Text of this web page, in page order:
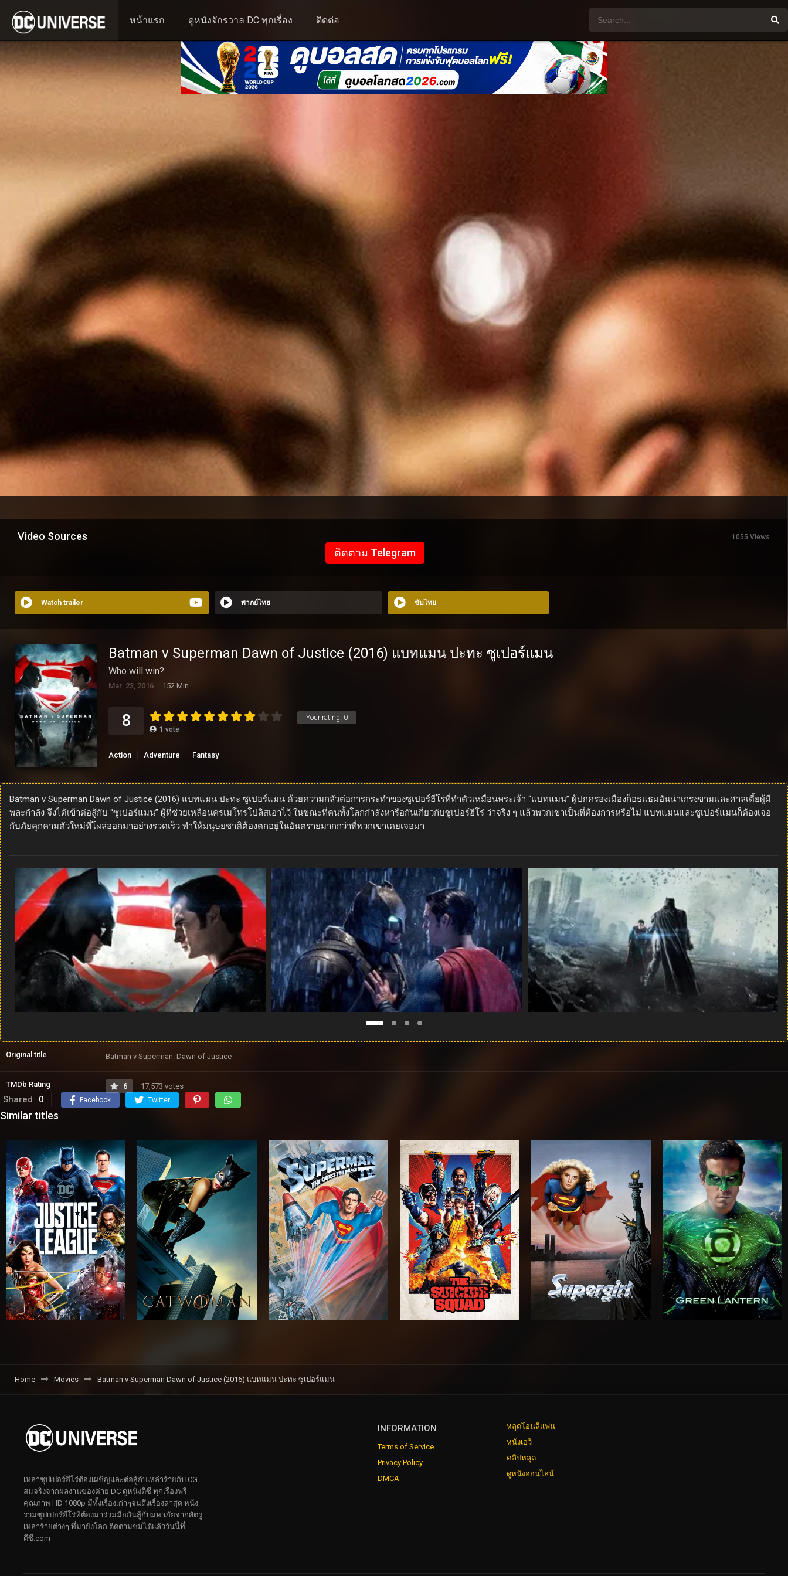
หน้าแรก ดูหนังจักรวาล DC ทุกเรื่อง ติดต่อ
Video Sources 1055 Views
ติดตาม Telegram
Watch trailer พากย์ไทย ซับไทย
Batman v Superman Dawn of Justice (2016) แบทแมน ปะทะ ซูเปอร์แมน
Who will win?
Mar. 23, 2016 152 Min.
Your rating: 0
8 1 vote
Action Adventure Fantasy
Batman v Superman Dawn of Justice (2016) แบทแมน ปะทะ ซูเปอร์แมน ด้วยความกลัวต่อการกระทำของซูเปอร์ฮีโร่ที่ทำตัวเหมือนพระเจ้า “แบทแมน” ผู้ปกครองเมืองก็อธแธมอันน่าเกรงขามและศาลเตี้ยผู้มี
พละกำลัง จึงได้เข้าต่อสู้กับ “ซูเปอร์แมน” ผู้ที่ช่วยเหลือนครเมโทรโปลิสเอาไว้ ในขณะที่คนทั้งโลกกำลังหารือกันเกี่ยวกับซูเปอร์ฮีโร่ ว่าจริง ๆ แล้วพวกเขาเป็นที่ต้องการหรือไม่ แบทแมนและซูเปอร์แมนก็ต้องเจอ
กับภัยคุกคามตัวใหม่ที่โผล่ออกมาอย่างรวดเร็ว ทำให้มนุษยชาติต้องตกอยู่ในอันตรายมากกว่าที่พวกเขาเคยเจอมา
Original title Batman v Superman: Dawn of Justice
TMDb Rating 6 17,573 votes
Shared 0 Facebook Twitter
Similar titles
Home Movies Batman v Superman Dawn of Justice (2016) แบทแมน ปะทะ ซูเปอร์แมน
INFORMATION
Terms of Service
Privacy Policy
DMCA
หลุดโอนลี่แฟน
หนังเอวี
คลิปหลุด
ดูหนังออนไลน์
เหล่าซุปเปอร์ฮีโร่ต้องเผชิญและต่อสู้กับเหล่าร้ายกับ CG
สมจริงจากผลงานของค่าย DC ดูหนังดีซี ทุกเรื่องฟรี
คุณภาพ HD 1080p มีทั้งเรื่องเก่าๆจนถึงเรื่องล่าสุด หนัง
รวมซุปเปอร์ฮีโร่ที่ต้องมาร่วมมือกันสู้กับมหาภัยจากศัตรู
เหล่าร้ายต่างๆ ที่มายังโลก ติดตามชมได้แล้ววันนี้ที่
ดีซี.com